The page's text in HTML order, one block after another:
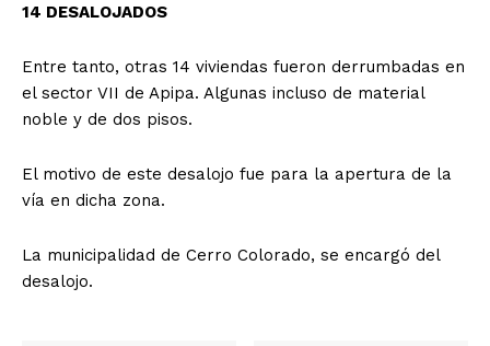
14 DESALOJADOS
Entre tanto, otras 14 viviendas fueron derrumbadas en
el sector VII de Apipa. Algunas incluso de material
noble y de dos pisos.
El motivo de este desalojo fue para la apertura de la
vía en dicha zona.
La municipalidad de Cerro Colorado, se encargó del
desalojo.